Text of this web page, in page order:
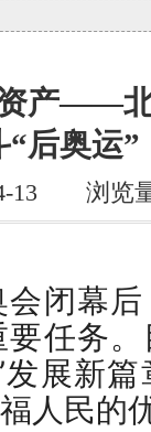
产——
“后奥运”
13 浏览
闭幕
任务
展新
人民的